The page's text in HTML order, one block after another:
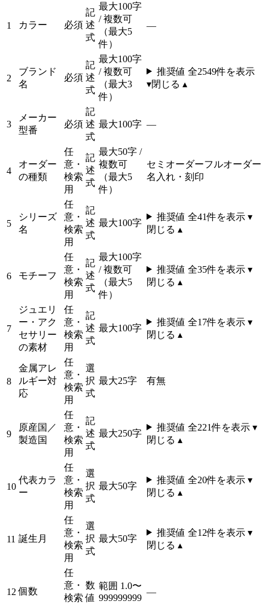
1 カラー 必須
記
述
式
最大100字
/ 複数可
（最大5
件）
—
2
ブランド
名
必須
記
述
式
最大100字
/ 複数可
（最大3
件）
推奨値 全2549件を表示
▾閉じる ▴
3
メーカー
型番
必須
記
述
式
最大100字 —
4
オーダー
の種類
任
意・
検索
用
記
述
式
最大50字 /
複数可
（最大5
件）
セミオーダーフルオーダー
名入れ・刻印
5
シリーズ
名
任
意・
検索
用
記
述
式
最大100字
推奨値 全41件を表示 ▾
閉じる ▴
6 モチーフ
任
意・
検索
用
記
述
式
最大100字
/ 複数可
（最大5
件）
推奨値 全35件を表示 ▾
閉じる ▴
7
ジュエリ
ー・アク
セサリー
の素材
任
意・
検索
用
記
述
式
最大100字
推奨値 全17件を表示 ▾
閉じる ▴
8
金属アレ
ルギー対
応
任
意・
検索
用
選
択
式
最大25字 有無
9
原産国／
製造国
任
意・
検索
用
記
述
式
最大250字
推奨値 全221件を表示 ▾
閉じる ▴
10
代表カラ
ー
任
意・
検索
用
選
択
式
最大50字
推奨値 全20件を表示 ▾
閉じる ▴
11 誕生月
任
意・
検索
用
選
択
式
最大50字
推奨値 全12件を表示 ▾
閉じる ▴
12 個数
任
意・
検索
数
値
範囲 1.0〜
999999999
—